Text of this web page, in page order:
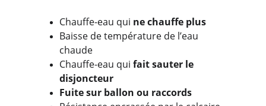
Chauffe-eau qui ne chauffe plus
Baisse de température de l’eau
chaude
Chauffe-eau qui fait sauter le
disjoncteur
Fuite sur ballon ou raccords